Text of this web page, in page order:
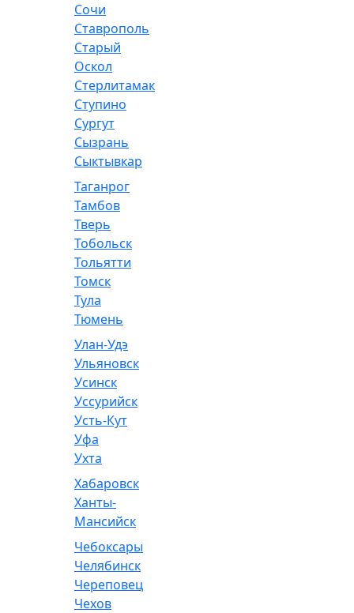
Сочи
Ставрополь
Старый
Оскол
Стерлитамак
Ступино
Сургут
Сызрань
Сыктывкар
Таганрог
Тамбов
Тверь
Тобольск
Тольятти
Томск
Тула
Тюмень
Улан-Удэ
Ульяновск
Усинск
Уссурийск
Усть-Кут
Уфа
Ухта
Хабаровск
Ханты-
Мансийск
Чебоксары
Челябинск
Череповец
Чехов